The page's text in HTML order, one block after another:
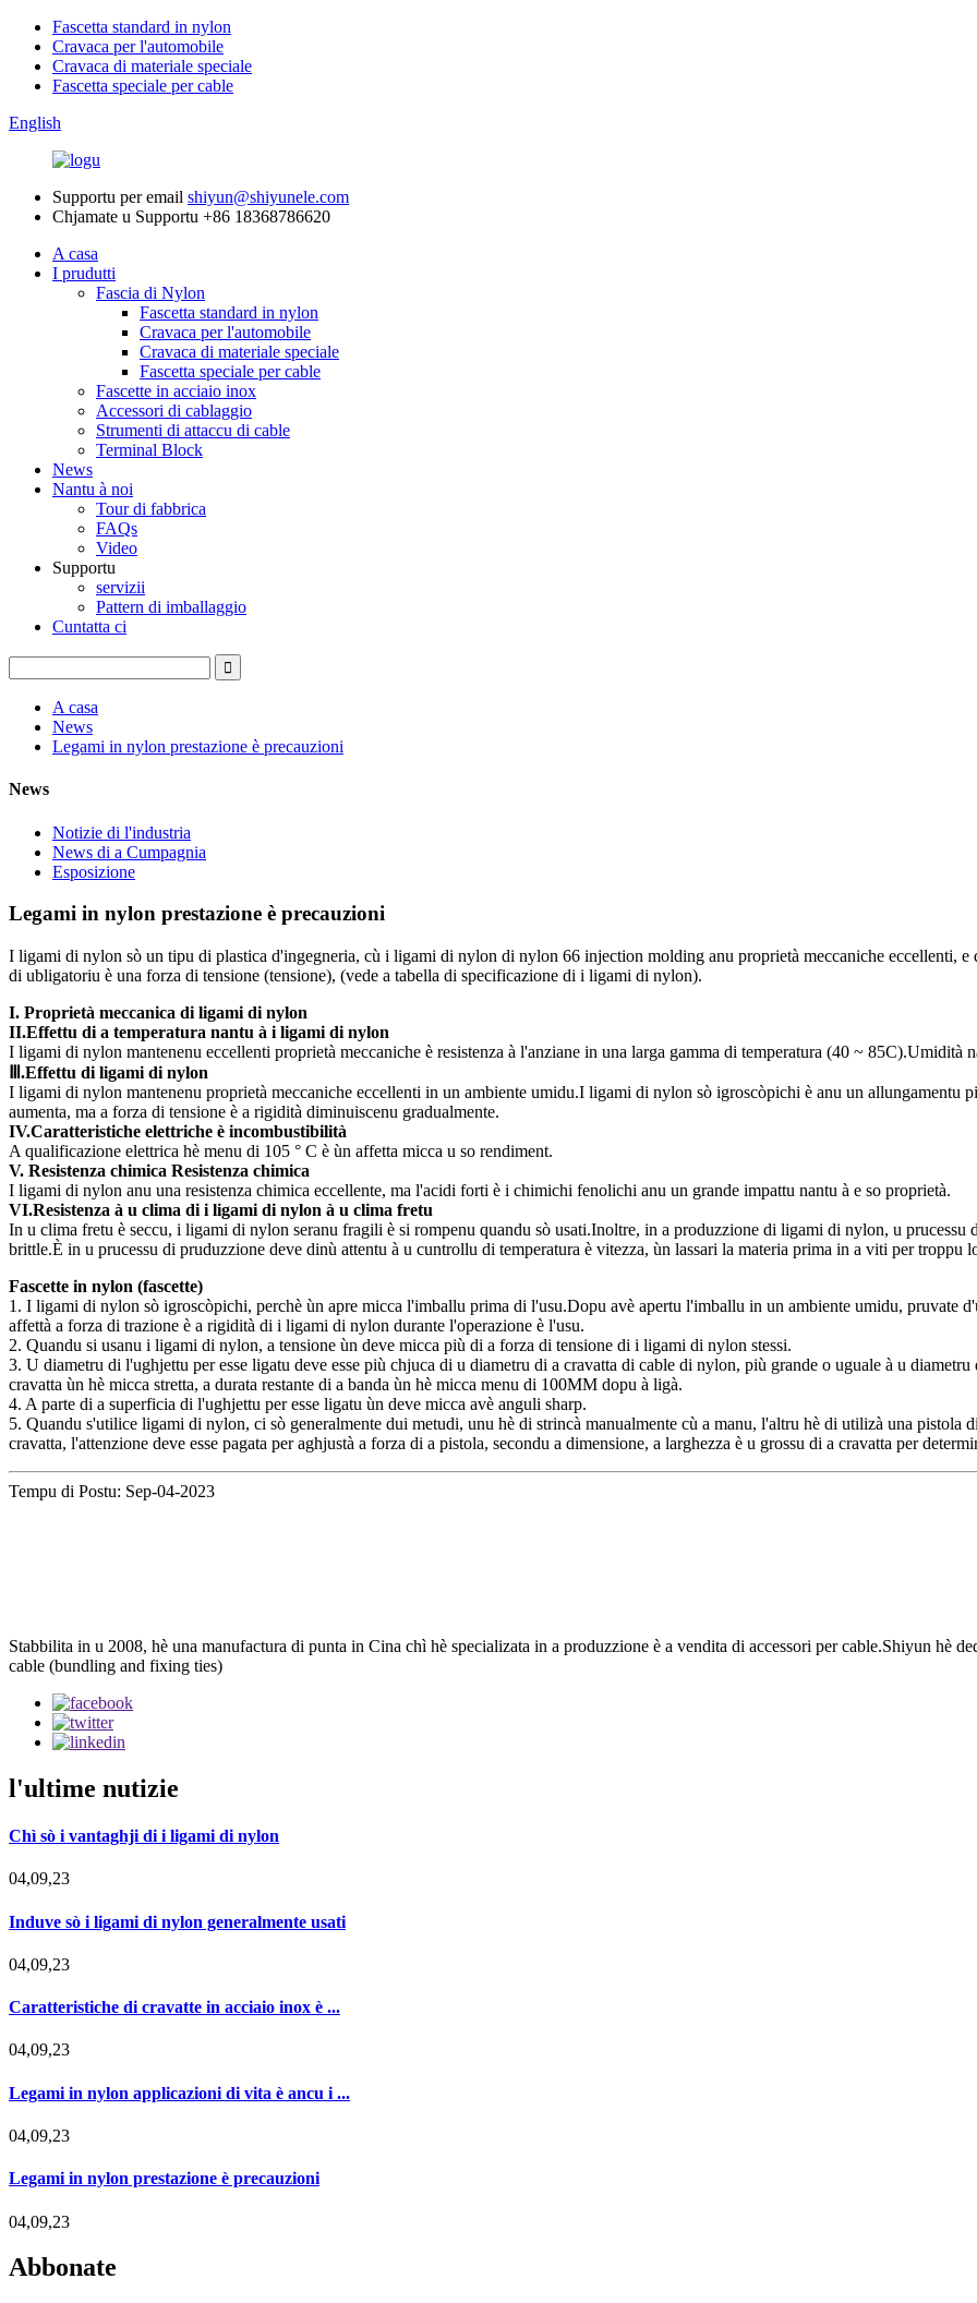
Fascetta standard in nylon
Cravaca per l'automobile
Cravaca di materiale speciale
Fascetta speciale per cable
English
Supportu per email shiyun@shiyunele.com
Chjamate u Supportu +86 18368786620
A casa
I prudutti
Fascia di Nylon
Fascetta standard in nylon
Cravaca per l'automobile
Cravaca di materiale speciale
Fascetta speciale per cable
Fascette in acciaio inox
Accessori di cablaggio
Strumenti di attaccu di cable
Terminal Block
News
Nantu à noi
Tour di fabbrica
FAQs
Video
Supportu
servizii
Pattern di imballaggio
Cuntatta ci
A casa
News
Legami in nylon prestazione è precauzioni
News
Notizie di l'industria
News di a Cumpagnia
Esposizione
Legami in nylon prestazione è precauzioni
I ligami di nylon sò un tipu di plastica d'ingegneria, cù i ligami di nylon di nylon 66 injection molding anu proprietà meccaniche eccellenti,
di ubligatoriu è una forza di tensione (tensione), (vede a tabella di specificazione di i ligami di nylon).
I. Proprietà meccanica di ligami di nylon
II.Effettu di a temperatura nantu à i ligami di nylon
I ligami di nylon mantenenu eccellenti proprietà meccaniche è resistenza à l'anziane in una larga gamma di temperatura (40 ~ 85C).Umidità
Ⅲ.Effettu di ligami di nylon
I ligami di nylon mantenenu proprietà meccaniche eccellenti in un ambiente umidu.I ligami di nylon sò igroscòpichi è anu un allungamentu
aumenta, ma a forza di tensione è a rigidità diminuiscenu gradualmente.
IV.Caratteristiche elettriche è incombustibilità
A qualificazione elettrica hè menu di 105 ° C è ùn affetta micca u so rendiment.
V. Resistenza chimica Resistenza chimica
I ligami di nylon anu una resistenza chimica eccellente, ma l'acidi forti è i chimichi fenolichi anu un grande impattu nantu à e so proprietà.
VI.Resistenza à u clima di i ligami di nylon à u clima fretu
In u clima fretu è seccu, i ligami di nylon seranu fragili è si rompenu quandu sò usati.Inoltre, in a produzzione di ligami di nylon, u prucessu
brittle.È in u prucessu di pruduzzione deve dinù attentu à u cuntrollu di temperatura è vitezza, ùn lassari la materia prima in a viti per troppu
Fascette in nylon (fascette)
1. I ligami di nylon sò igroscòpichi, perchè ùn apre micca l'imballu prima di l'usu.Dopu avè apertu l'imballu in un ambiente umidu,
affettà a forza di trazione è a rigidità di i ligami di nylon durante l'operazione è l'usu.
2. Quandu si usanu i ligami di nylon, a tensione ùn deve micca più di a forza di tensione di i ligami di nylon stessi.
3. U diametru di l'ughjettu per esse ligatu deve esse più chjuca di u diametru di a cravatta di cable di nylon, più grande o uguale à u
cravatta ùn hè micca stretta, a durata restante di a banda ùn hè micca menu di 100MM dopu à ligà.
4. A parte di a superficia di l'ughjettu per esse ligatu ùn deve micca avè anguli sharp.
5. Quandu s'utilice ligami di nylon, ci sò generalmente dui metudi, unu hè di strincà manualmente cù a manu, l'altru hè di utilizà una pistola
cravatta, l'attenzione deve esse pagata per aghjustà a forza di a pistola, secondu a dimensione, a larghezza è u grossu di a cravatta per
Tempu di Postu: Sep-04-2023
Stabbilita in u 2008, hè una manufactura di punta in Cina chì hè specializata in a produzzione è a vendita di accessori per cable.Shiyun hè
cable (bundling and fixing ties)
l'ultime nutizie
Chì sò i vantaghji di i ligami di nylon
04,09,23
Induve sò i ligami di nylon generalmente usati
04,09,23
Caratteristiche di cravatte in acciaio inox è ...
04,09,23
Legami in nylon applicazioni di vita è ancu i ...
04,09,23
Legami in nylon prestazione è precauzioni
04,09,23
Abbonate